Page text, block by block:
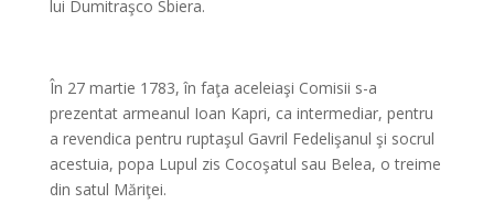
lui Dumitraşco Sbiera.
În 27 martie 1783, în faţa aceleiaşi Comisii s-a
prezentat armeanul Ioan Kapri, ca intermediar, pentru
a revendica pentru ruptaşul Gavril Fedelişanul şi socrul
acestuia, popa Lupul zis Cocoşatul sau Belea, o treime
din satul Măriţei.